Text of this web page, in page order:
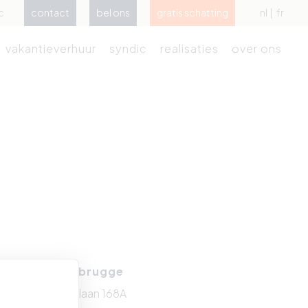
contact bel ons gratis schatting nl fr
vakantieverhuur syndic realisaties over ons
Zeebrugge
Kustlaan 168A